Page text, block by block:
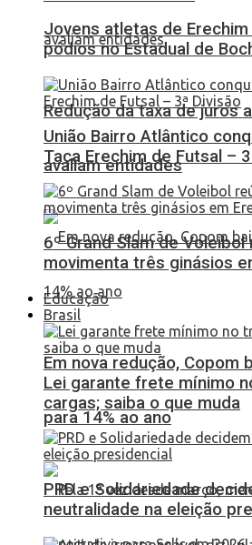
Redução da taxa de juros
avaliam entidades
Em nova redução, Copom
para 14% ao ano
Jovens atletas de
pódios no Estadual de
União Bairro Atlântico
Taça Erechim de Futsal –
6º Grand Slam de
movimenta três ginásios
Educação
Brasil
Lei garante frete mínimo
cargas; saiba o que muda
PRD e Solidariedade
neutralidade na eleição